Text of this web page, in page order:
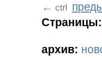
← ctrl
Страницы:
архив: